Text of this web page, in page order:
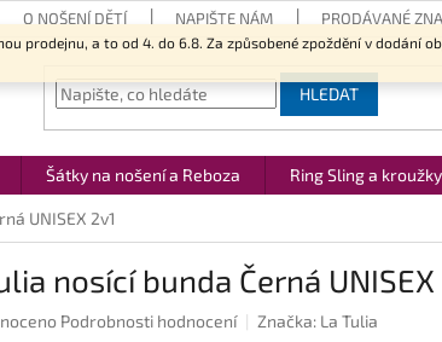
prodejnu, a to od 4. do 6.8. Za způsobené zpoždění v dodání
O NOŠENÍ DĚTÍ NAPIŠTE NÁM PRODÁVANÉ
HLEDAT
Šátky na nošení a Reboza Ring Sling a kroužky
UNISEX 2v1
nosící bunda Černá UNISEX
Podrobnosti hodnocení Značka: La Tulia